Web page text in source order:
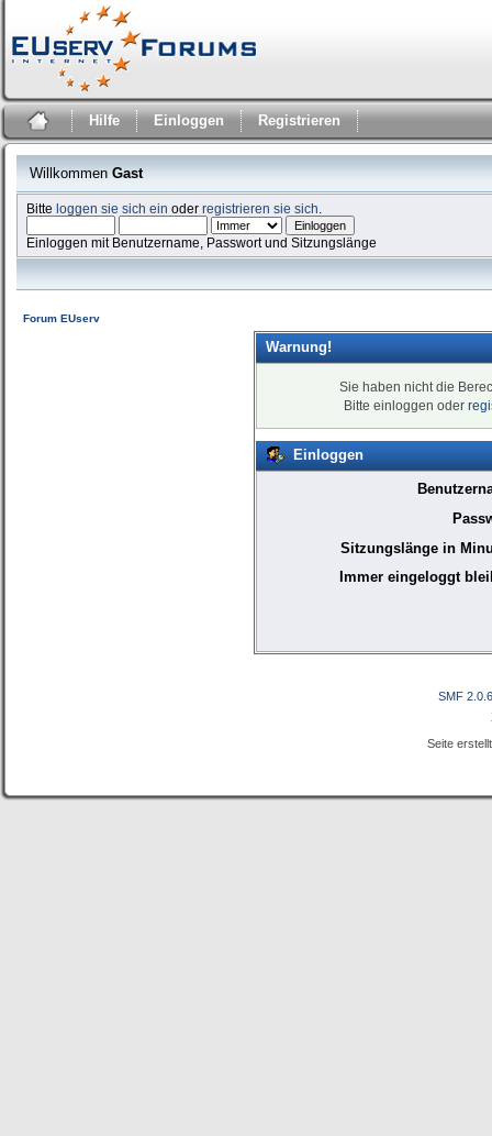
Hilfe Einloggen Registrieren
Willkommen Gast
Bitteloggen sie sich ein oderregistrieren sie sich
Einloggen mit Benutzername, Passwort und Sitzungslänge
Forum EUserv
Warnung!
Sie haben nicht die
Bitte einloggen oder
Einloggen
Sitzungslänge in
Immer eingeloggt
SMF 2.0.6
Seite